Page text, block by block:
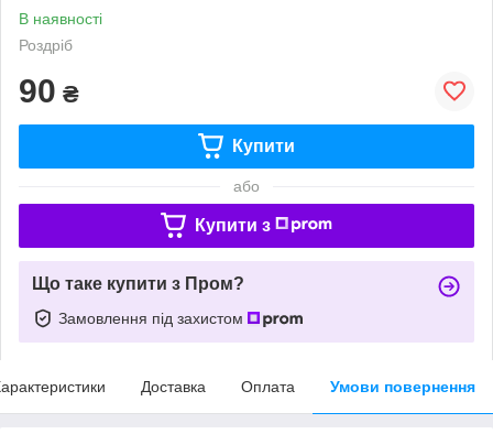
В наявності
Роздріб
90 ₴
Купити
або
Купити з
Що таке купити з Пром?
Замовлення під захистом
Доставка Оплата Умови повернення